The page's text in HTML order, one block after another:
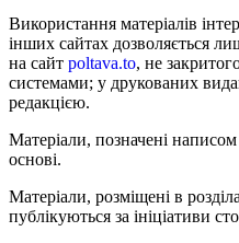
Використання матеріалів
інших сайтах дозволяється
на сайт poltava.to, не
системами; у друкованих
редакцією.
Матеріали, позначені написом
основі.
Матеріали, розміщені в
публікуються за ініціативи